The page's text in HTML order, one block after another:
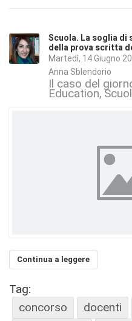
Scuola. La soglia di
della prova scritta
Martedì, 14 Giugno
Anna Sblendorio
Il caso del
Education
Continua a leggere
Tag:
concorso
docenti